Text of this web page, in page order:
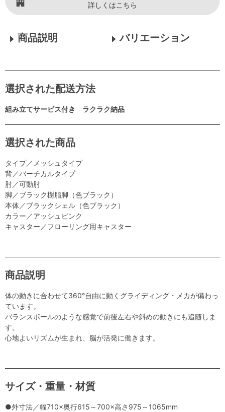
詳しくはこちら
商品説明 バリエーション
選択された配送方法
組み立てサービス付き ラクラク納品
選択された商品
タイプ／メッシュタイプ
背／バーチカルタイプ
肘／可動肘
脚／ブラック樹脂脚（色ブラック）
本体／ブラックシェル（色ブラック）
カラー／アッシュピンク
キャスター／フローリング用キャスター
商品説明
体の動きに合わせて360°自由に動くグライディング・メカが備わっ
ています。
バランスボールのような感覚で前後左右や斜めの動きにも追随しま
す。
心地よいリズムが生まれ、脳が活発に働きます。
サイズ・重量・材質
●外寸法／幅710×奥行615～700×高さ975～1065mm